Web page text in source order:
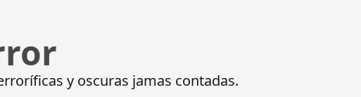
y oscuras jamas contadas.